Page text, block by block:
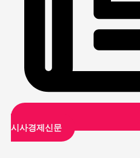
시사경제신문